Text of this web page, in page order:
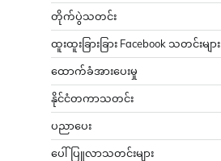
တိုက်ပွဲသတင်း
ထူးထူးခြားခြား Facebook သတင်းများ
ထောက်ခံအားပေးမှု
နိုင်ငံတကာသတင်း
ပညာပေး
ပေါ်ပြူလာသတင်းများ